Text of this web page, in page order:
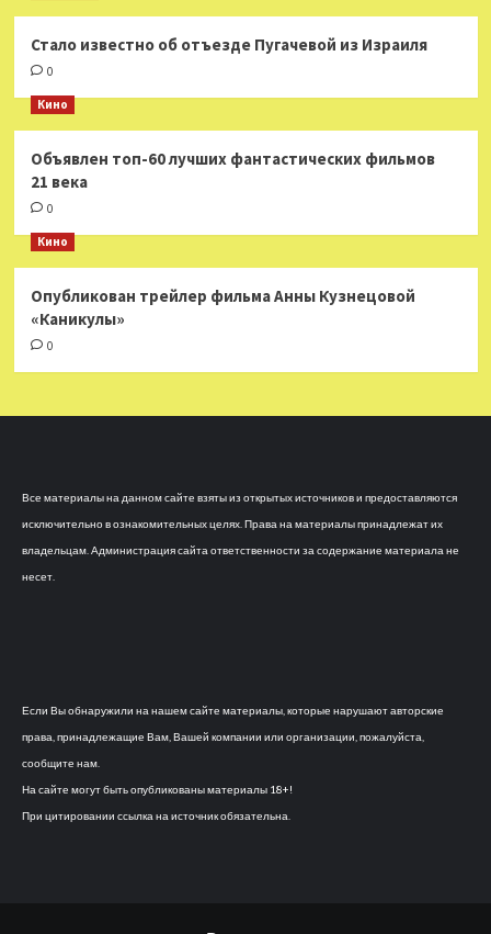
Стало известно об отъезде Пугачевой из Израиля
0
Кино
Объявлен топ-60 лучших фантастических фильмов
21 века
0
Кино
Опубликован трейлер фильма Анны Кузнецовой
«Каникулы»
0
Все материалы на данном сайте взяты из открытых источников и предоставляются
исключительно в ознакомительных целях. Права на материалы принадлежат их
владельцам. Администрация сайта ответственности за содержание материала не
несет.
Если Вы обнаружили на нашем сайте материалы, которые нарушают авторские
права, принадлежащие Вам, Вашей компании или организации, пожалуйста,
сообщите нам.
На сайте могут быть опубликованы материалы 18+!
При цитировании ссылка на источник обязательна.